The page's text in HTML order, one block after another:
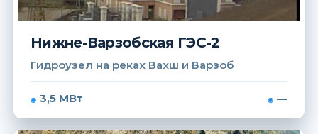
Нижне-Варзобская ГЭС-2
Гидроузел на реках Вахш и Варзоб
3,5 МВт —